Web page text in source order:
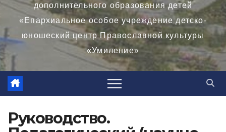
дополнительного образования детей
«Епархиальное особое учреждение детско-
юношеский центр Православной культуры
«Умиление»
Руководство.